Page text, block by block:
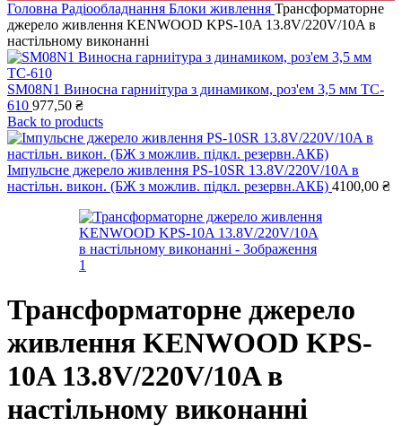
Головна Радіообладнання Блоки живлення Трансформаторне
джерело живлення KENWOOD KPS-10A 13.8V/220V/10A в
настільному виконанні
SM08N1 Виносна гарниітура з динамиком, роз'ем 3,5 мм TC-
610 977,50 ₴
Back to products
Імпульсне джерело живлення PS-10SR 13.8V/220V/10A в
настільн. викон. (БЖ з можлив. підкл. резервн.АКБ) 4100,00 ₴
Трансформаторне джерело
живлення KENWOOD KPS-
10A 13.8V/220V/10A в
настільному виконанні